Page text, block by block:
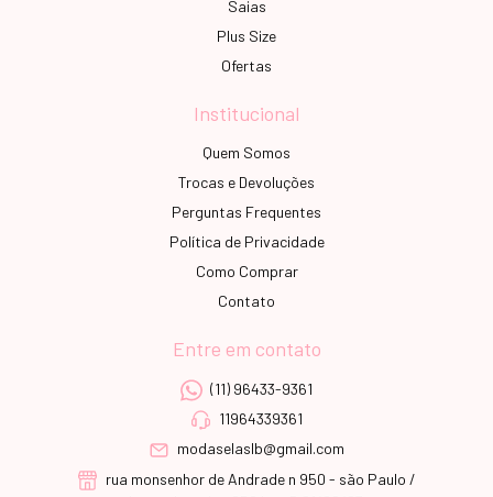
Saias
Plus Size
Ofertas
Institucional
Quem Somos
Trocas e Devoluções
Perguntas Frequentes
Política de Privacidade
Como Comprar
Contato
Entre em contato
(11) 96433-9361
11964339361
modaselaslb@gmail.com
rua monsenhor de Andrade n 950 - são Paulo /